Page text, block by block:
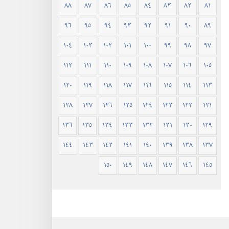
٨١
٨٢ ٨٣ ٨٤ ٨٥ ٨٦ ٨٧
٨٨
٨٩
٩٠ ٩١ ٩٢ ٩٣ ٩٤ ٩٥
٩٦
٩٧
٩٨ ٩٩ ١٠٠ ١٠١ ١٠٢ ١٠٣
١٠٤
١٠٥
١٠٦ ١٠٧ ١٠٨ ١٠٩ ١١٠ ١١١
١١٢
١١٣
١١٤ ١١٥ ١١٦ ١١٧ ١١٨ ١١٩
١٢٠
١٢١
١٢٢ ١٢٣ ١٢٤ ١٢٥ ١٢٦ ١٢٧
١٢٨
١٢٩
١٣٠ ١٣١ ١٣٢ ١٣٣ ١٣٤ ١٣٥
١٣٦
١٣٧
١٣٨ ١٣٩ ١٤٠ ١٤١ ١٤٢ ١٤٣
١٤٤
١٤٥
١٤٦ ١٤٧ ١٤٨ ١٤٩ ١٥٠